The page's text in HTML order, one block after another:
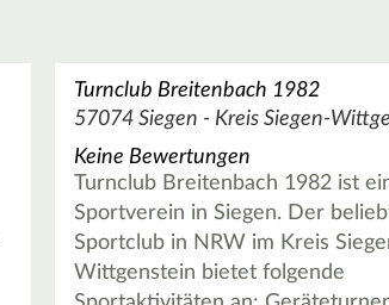
Turnclub Breitenbach 1982
57074 Siegen - Kreis Siegen-
Keine Bewertungen
Turnclub Breitenbach 1982 ist
Sportverein in Siegen. Der
Sportclub in NRW im Kreis
Wittgenstein bietet folgende